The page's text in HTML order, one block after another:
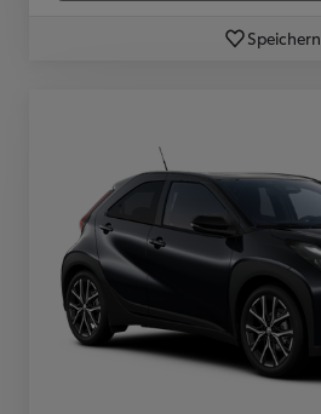
Speichern